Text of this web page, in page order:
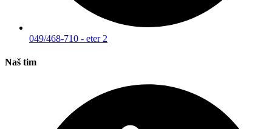
049/468-710 - eter 2
Naš tim